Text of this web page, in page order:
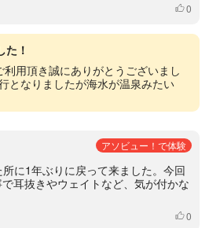
いいね
0
た！
用頂き誠にありがとうございまし
となりましたが海水が温泉みたい
アソビュー！で体験
に1年ぶりに戻って来ました。今回
耳抜きやウェイトなど、気が付かな
いいね
0